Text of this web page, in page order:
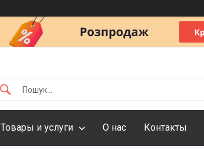
Товары и услуги О нас Контакты